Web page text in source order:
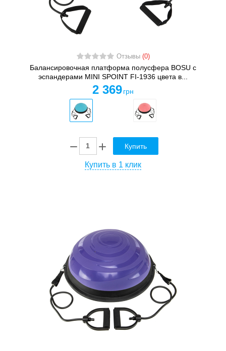
Отзывы (0)
Балансировочная платформа полусфера BOSU с
эспандерами MINI SPOINT FI-1936 цвета в...
2 369 грн
Купить
Купить в 1 клик